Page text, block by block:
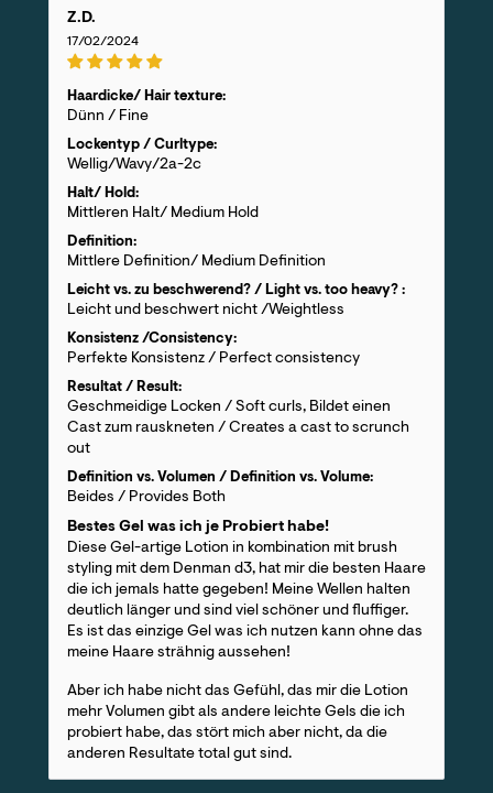
Z.D.
17/02/2024
Haardicke/ Hair texture:
Dünn / Fine
Lockentyp / Curltype:
Wellig/Wavy/2a-2c
Halt/ Hold:
Mittleren Halt/ Medium Hold
Definition:
Mittlere Definition/ Medium Definition
Leicht vs. zu beschwerend? / Light vs. too heavy? :
Leicht und beschwert nicht /Weightless
Konsistenz /Consistency:
Perfekte Konsistenz / Perfect consistency
Resultat / Result:
Geschmeidige Locken / Soft curls, Bildet einen
Cast zum rauskneten / Creates a cast to scrunch
out
Definition vs. Volumen / Definition vs. Volume:
Beides / Provides Both
Bestes Gel was ich je Probiert habe!
Diese Gel-artige Lotion in kombination mit brush
styling mit dem Denman d3, hat mir die besten Haare
die ich jemals hatte gegeben! Meine Wellen halten
deutlich länger und sind viel schöner und fluffiger.
Es ist das einzige Gel was ich nutzen kann ohne das
meine Haare strähnig aussehen!
Aber ich habe nicht das Gefühl, das mir die Lotion
mehr Volumen gibt als andere leichte Gels die ich
probiert habe, das stört mich aber nicht, da die
anderen Resultate total gut sind.